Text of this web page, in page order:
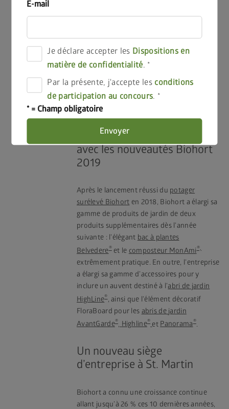
2019
Ouvrir de nouvelles voies
avec les nouveautés Biohort
2019
Après le lancement réussi du potager
surélevé Biohort en 2018, Biohort a élargi sa
gamme de produits de jardin de deux
produits supplémentaires dès l’année
suivante : l’élégant bac à plantes
Belvedere®et le composteur MonAmi®,
extrêmement pratique. En outre, l’entreprise
a élargi sa gamme d’accessoires pour y
inclure un auvent destiné à l’abri de jardin
HighLine®, ainsi que l’élément décoratif
FloraBoard pour les abris de jardin
AvantGarde® Highline® et Panorama®.
Un nouveau siège
d’entreprise à St. Martin
Biohort a connu une croissance continue
allant jusqu’à 26 % ces 10 dernières années,
E-mail
Je déclare accepter les Dispositions en
matière de confidentialité.
Par la présente, j'accepte les conditions
de participation au concours.
* = Champ obligatoire
Envoyer